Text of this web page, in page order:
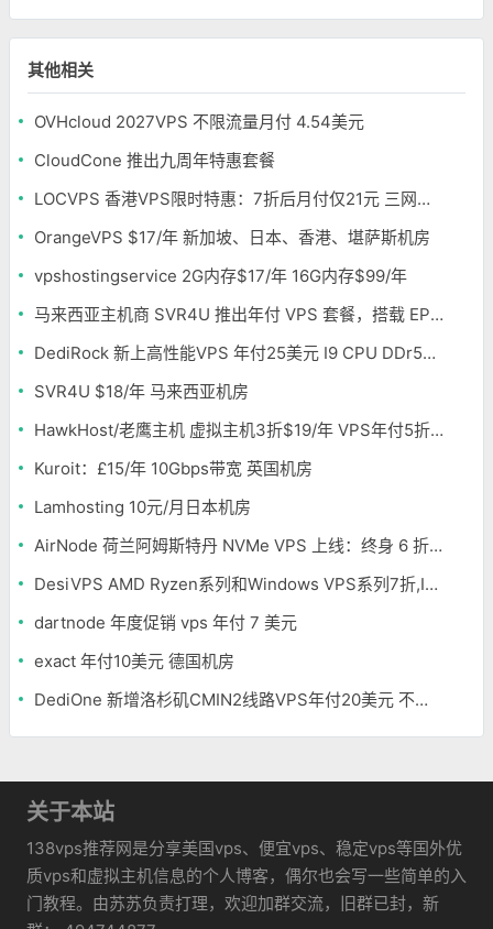
其他相关
OVHcloud 2027VPS 不限流量月付 4.54美元
CloudCone 推出九周年特惠套餐
LOCVPS 香港VPS限时特惠：7折后月付仅21元 三网优化BGP线路 可选原生IP
OrangeVPS $17/年 新加坡、日本、香港、堪萨斯机房
vpshostingservice 2G内存$17/年 16G内存$99/年
马来西亚主机商 SVR4U 推出年付 VPS 套餐，搭载 EPYC/至强铂金，支持支付宝
DediRock 新上高性能VPS 年付25美元 I9 CPU DDr5内存 纽约机房
SVR4U $18/年 马来西亚机房
HawkHost/老鹰主机 虚拟主机3折$19/年 VPS年付5折$25/年
Kuroit：£15/年 10Gbps带宽 英国机房
Lamhosting 10元/月日本机房
AirNode 荷兰阿姆斯特丹 NVMe VPS 上线：终身 6 折，€1.99/月起，2.5Tbit/s DDoS 防护
DesiVPS AMD Ryzen系列和Windows VPS系列7折,Intel系列年付11.6美元
dartnode 年度促销 vps 年付 7 美元
exact 年付10美元 德国机房
DediOne 新增洛杉矶CMIN2线路VPS年付20美元 不限流量
关于本站
138vps推荐网是分享美国vps、便宜vps、稳定vps等国外优
质vps和虚拟主机信息的个人博客，偶尔也会写一些简单的入
门教程。由苏苏负责打理，欢迎加群交流，旧群已封，新